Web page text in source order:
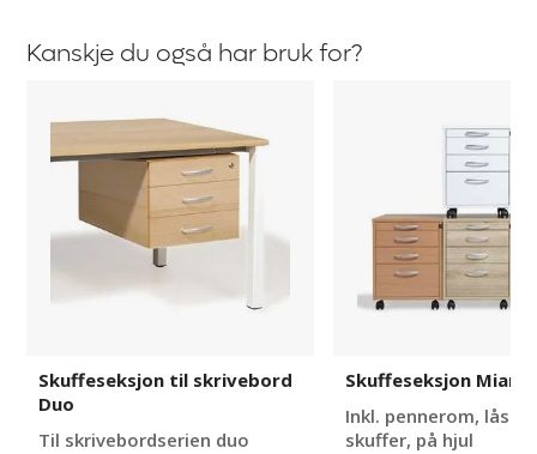
Kanskje du også har bruk for?
skrivebord
Skuffeseksjon til skrivebord
Duo
Til skrivebordserien duo
Skuffeseksjon Miami
Inkl. pennerom,
skuffer, på hjul